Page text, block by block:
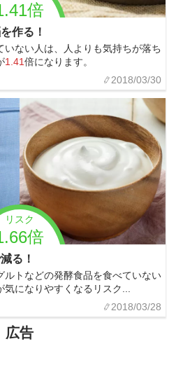
倍
作る！
ない人は、人よりも気持ちが落ち
1.41倍になります。
2018/03/30
リスク
倍
る！
ルトなどの発酵食品を食べていない
気になりやすくなるリスク...
2018/03/28
広告